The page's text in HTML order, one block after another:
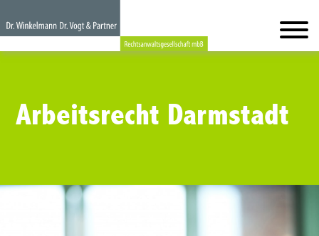
Arbeitsrecht Darmstadt